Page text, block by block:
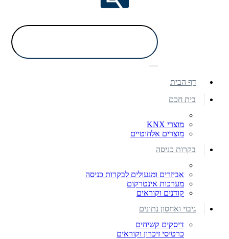
דף הבית
בית חכם
מוצרי KNX
מוצרים אלחוטיים
בקרות כניסה
אביזרים ומנעולים לבקרות כניסה
מערכות אינטרקום
קודנים וקוראים
גיבוי ואחסון נתונים
דיסקים קשיחים
כרטיסי זיכרון וקוראים